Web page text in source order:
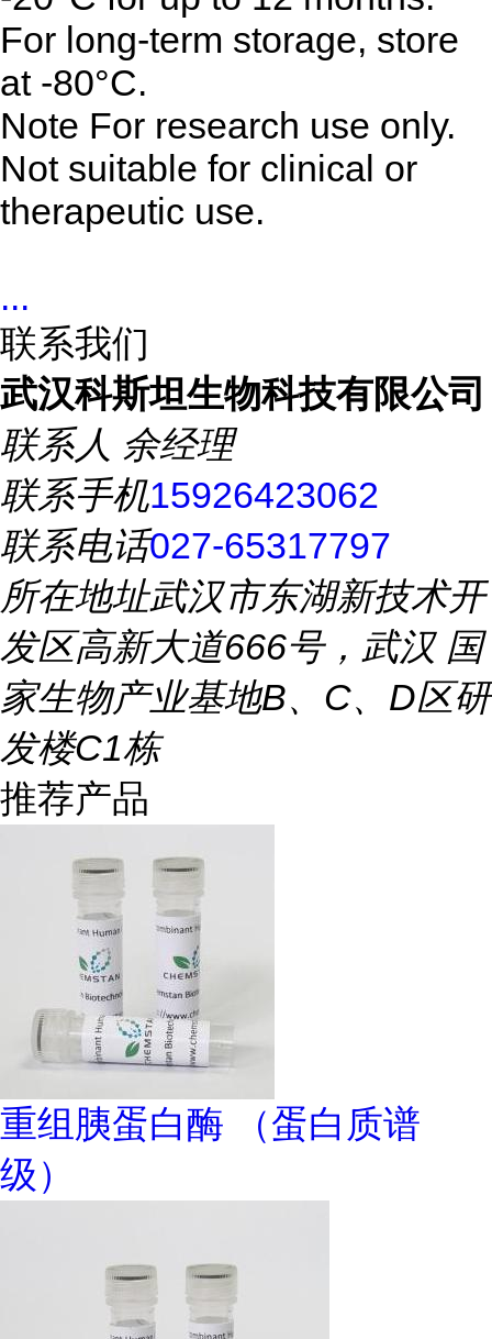
For long-term storage, store
at -80°C.
Note For research use only.
Not suitable for clinical or
therapeutic use.
...
联系我们
武汉科斯坦生物科技有限公司
联系人 余经理
联系手机15926423062
联系电话027-65317797
所在地址武汉市东湖新技术开
发区高新大道666号，武汉 国
家生物产业基地B、C、D区研
发楼C1栋
推荐产品
重组胰蛋白酶 （蛋白质谱
级）